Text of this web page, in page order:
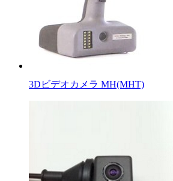
3Dビデオカメラ MH(MHT)